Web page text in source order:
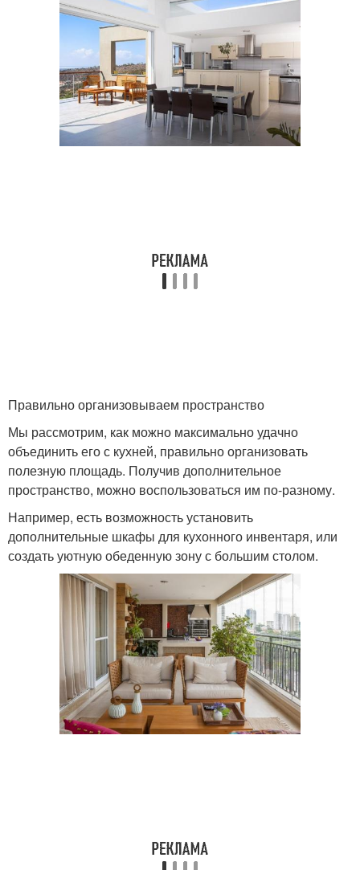
Правильно организовываем пространство
Мы рассмотрим, как можно максимально удачно
объединить его с кухней, правильно организовать
полезную площадь. Получив дополнительное
пространство, можно воспользоваться им по-разному.
Например, есть возможность установить
дополнительные шкафы для кухонного инвентаря, или
создать уютную обеденную зону с большим столом.